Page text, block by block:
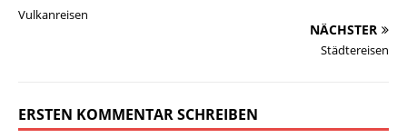
Vulkanreisen
NÄCHSTER
Städtereisen
ERSTEN KOMMENTAR SCHREIBEN